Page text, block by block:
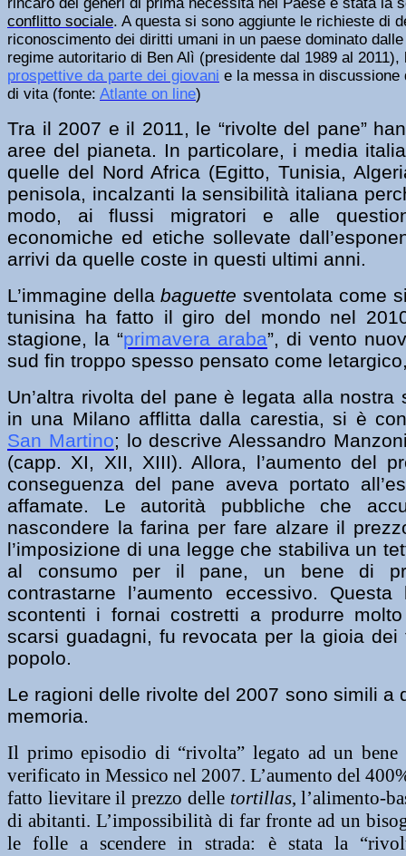
conflitto sociale. A questa si sono aggiunte le richieste di
riconoscimento dei diritti umani in un paese dominato
regime autoritario di Ben Alì (presidente dal 1989 al
prospettive da parte dei giovani e la messa in discussione
di vita (fonte: Atlante on line)
Tra il 2007 e il 2011, le “rivolte del pane”
aree del pianeta. In particolare, i media
quelle del Nord Africa (Egitto, Tunisia,
penisola, incalzanti la sensibilità italiana
modo, ai flussi migratori e alle
economiche ed etiche sollevate
arrivi da quelle coste in questi ultimi anni.
L’immagine dellabaguette sventolata come
tunisina ha fatto il giro del mondo nel
stagione, la “primavera araba”, di vento
sud fin troppo spesso pensato come
Un’altra rivolta del pane è legata alla nostra
in una Milano afflitta dalla carestia, si è
San Martino; lo descrive Alessandro
(capp. XI, XII, XIII). Allora, l’aumento del
conseguenza del pane aveva portato
affamate. Le autorità pubbliche che
nascondere la farina per fare alzare il
l’imposizione di una legge che stabiliva un
al consumo per il pane, un bene di
contrastarne l’aumento eccessivo.
scontenti i fornai costretti a produrre
scarsi guadagni, fu revocata per la gioia
popolo.
Le ragioni delle rivolte del 2007 sono simili a
memoria.
Il primo episodio di “rivolta” legato ad un bene
verificato in Messico nel 2007. L’aumento del
fatto lievitare il prezzo delle tortillas, l’alimento-
di abitanti. L’impossibilità di far fronte ad un
le folle a scendere in strada: è stata la